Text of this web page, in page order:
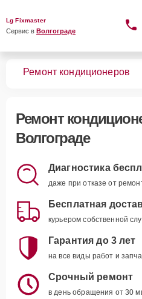
Lg Fixmaster
Сервис в Волгограде
Ремонт кондиционеров
Ремонт
Волгограде
Диагностика
даже при отказе от
Бесплатная
курьером собственной
Гарантия до 3 лет
на все виды работ и
Срочный ремонт
в день обращения от 30